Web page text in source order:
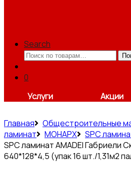
Search
Искать:
0
Услуги
Акции
Главная Общестроительные
ламинат
МОНАРХ
SPC
SPC ламинат AMADEI Габриели
640*128*4,5 (упак 16 шт./1,31м2